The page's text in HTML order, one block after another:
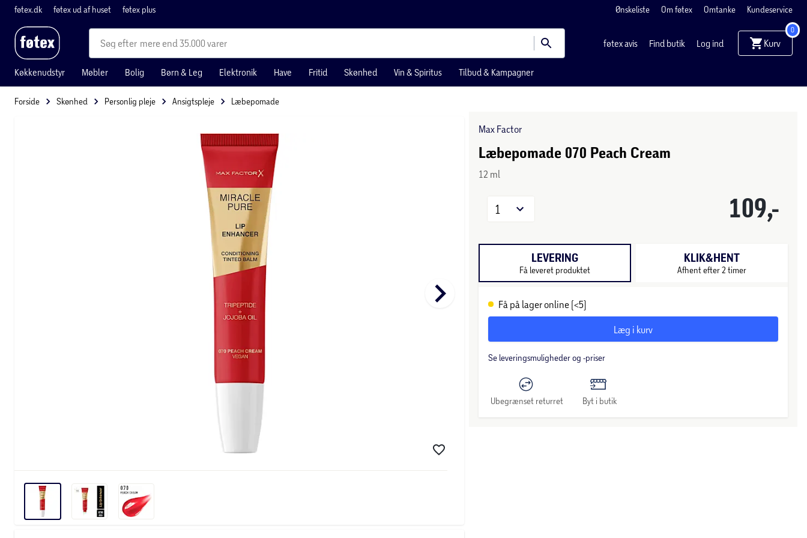
føtex.dk føtex ud af huset føtex plus Ønskeliste Om føtex Omtanke Kundeservice
mere end 35.000 varer føtex avis Find butik Log ind Kurv
0
Køkkenudstyr Møbler Bolig Børn & Leg Elektronik Have Fritid Skønhed Vin & Spiritus Tilbud & Kampagner
Forside Skønhed Personlig pleje Ansigtspleje Læbepomade
keyboard_arrow_right
Max Factor
Læbepomade 070 Peach Cream
12 ml
109,-
1
LEVERING
Få leveret produktet
KLIK&HENT
Afhent efter 2 timer
Få på lager online (<5)
Læg i kurv
Se leveringsmuligheder og -priser
Ubegrænset returret Byt i butik